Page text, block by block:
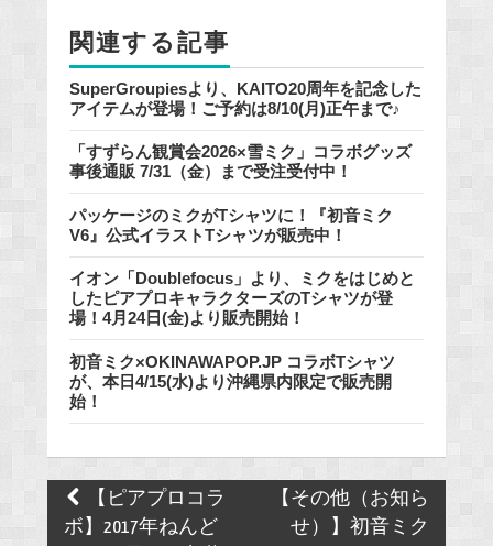
k
関連する記事
SuperGroupiesより、KAITO20周年を記念した
アイテムが登場！ご予約は8/10(月)正午まで♪
「すずらん観賞会2026×雪ミク」コラボグッズ
事後通販 7/31（金）まで受注受付中！
パッケージのミクがTシャツに！『初音ミク
V6』公式イラストTシャツが販売中！
イオン「Doublefocus」より、ミクをはじめと
したピアプロキャラクターズのTシャツが登
場！4月24日(金)より販売開始！
初音ミク×OKINAWAPOP.JP コラボTシャツ
が、本日4/15(水)より沖縄県内限定で販売開
始！
Post
navigation
【ピアプロコラ
ボ】2017年ねんど
【その他（お知ら
せ）】初音ミク